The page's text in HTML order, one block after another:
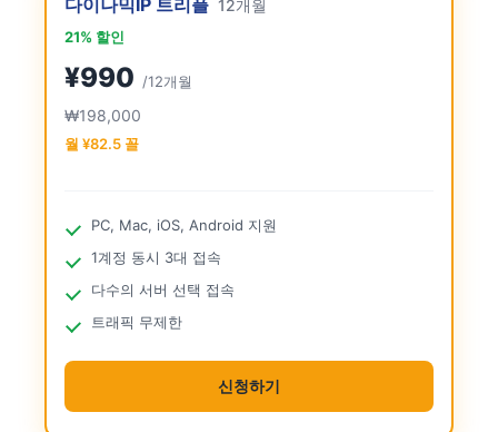
다이나믹IP 트리플 12개월
21% 할인
¥990 /12개월
₩198,000
월 ¥82.5 꼴
PC, Mac, iOS, Android 지원
1계정 동시 3대 접속
다수의 서버 선택 접속
트래픽 무제한
신청하기